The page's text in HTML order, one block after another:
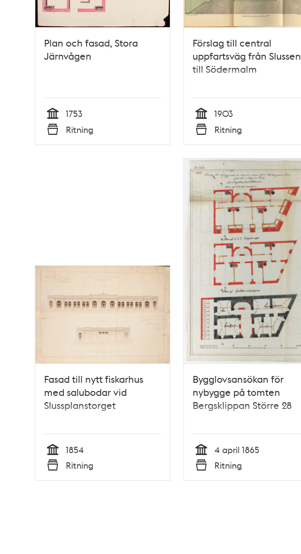
Plan och fasad, Stora
Järnvågen
Tid
1753
Typ
Ritning
Förslag till central
uppfartsväg från Slussen
till Södermalm
Tid
1903
Typ
Ritning
Fasad till nytt fiskarhus
med salubodar vid
Slussplanstorget
Tid
1854
Typ
Ritning
Bygglovsansökan för
nybygge på tomten
Bergsklippan Större 28
Tid
4 april 1865
Typ
Ritning